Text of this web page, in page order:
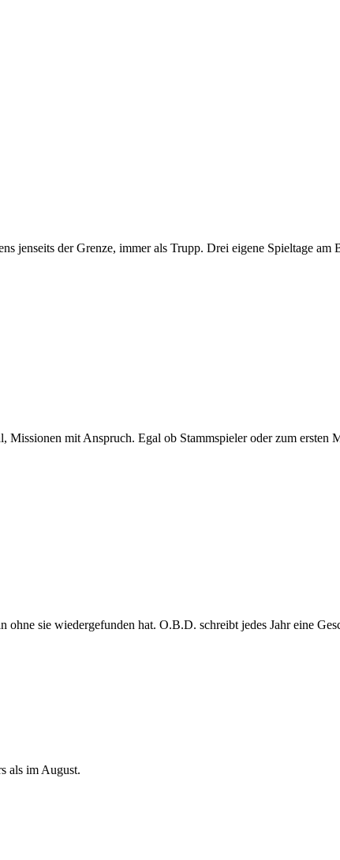
jenseits der Grenze, immer als Trupp. Drei eigene Spieltage am
Missionen mit Anspruch. Egal ob Stammspieler oder zum
sie wiedergefunden hat. O.B.D. schreibt jedes Jahr eine
als im August.